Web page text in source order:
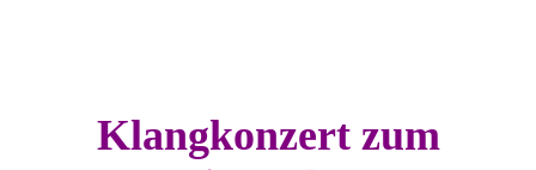
Klangkonzert zum